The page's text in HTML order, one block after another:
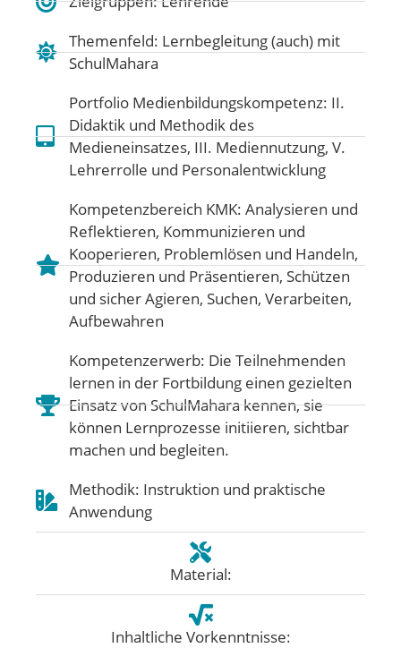
Themenfeld: Lernbegleitung (auch) mit
SchulMahara
Portfolio Medienbildungskompetenz: II.
Didaktik und Methodik des
Medieneinsatzes, III. Mediennutzung, V.
Lehrerrolle und Personalentwicklung
Kompetenzbereich KMK: Analysieren und
Reflektieren, Kommunizieren und
Kooperieren, Problemlösen und Handeln,
Produzieren und Präsentieren, Schützen
und sicher Agieren, Suchen, Verarbeiten,
Aufbewahren
Kompetenzerwerb: Die Teilnehmenden
lernen in der Fortbildung einen gezielten
Einsatz von SchulMahara kennen, sie
können Lernprozesse initiieren, sichtbar
machen und begleiten.
Methodik: Instruktion und praktische
Anwendung
Material:
Inhaltliche Vorkenntnisse: